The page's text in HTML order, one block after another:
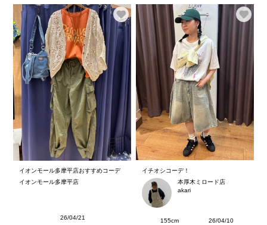
イオンモール多摩平店おすすめコーデ
イオンモール多摩平店
26/04/21
イチオシコーデ！
本厚木ミロード店
akari
155cm 26/04/10